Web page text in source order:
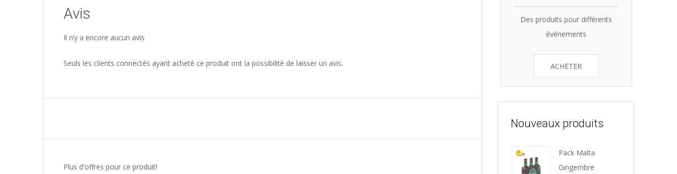
Avis
Il n’y a encore aucun avis
Seuls les clients connectés ayant acheté ce produit ont la possibilité de laisser un avis.
Plus d'offres pour ce produit!
Des produits pour différents
évènements
ACHETER
Nouveaux produits
Pack Malta
Gingembre